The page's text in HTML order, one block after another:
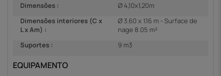
Dimensões :
Ø 4,10x1,20m
Dimensões interiores (C x
L x Am) :
Ø 3.60 x 1.16 m - Surface de
nage 8.05 m²
Suportes :
9 m3
EQUIPAMENTO